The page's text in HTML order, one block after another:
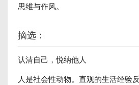
思维与作风。
摘选：
认清自己，悦纳他人
人是社会性动物。直观的生活经验